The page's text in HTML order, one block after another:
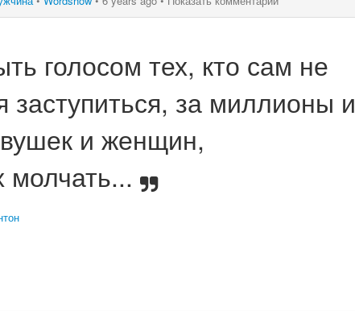
голосом тех, кто сам не
заступиться, за миллионы и
и женщин,